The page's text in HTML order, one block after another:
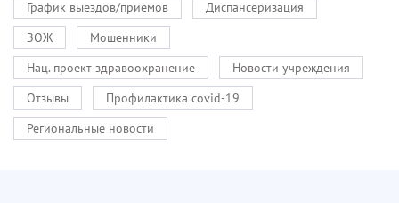
График выездов/приемов
Диспансеризация
ЗОЖ
Мошенники
Нац. проект здравоохранение
Новости учреждения
Отзывы
Профилактика covid-19
Региональные новости